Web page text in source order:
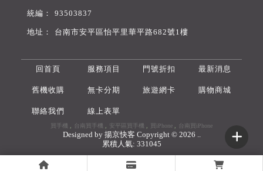
93503837
台南市安平區怡平里華平路682號1樓
回首頁 服務項目 門號折扣 最新消息
舊機收購 無卡分期 旅遊網卡 購物商城
聯絡我們 線上表單
買手機 台南買手機 安平區買手機 買iPhone 台南買iPhone
Designed by 揚京快客 Copyright © 2026 ..
累積人氣: 331045